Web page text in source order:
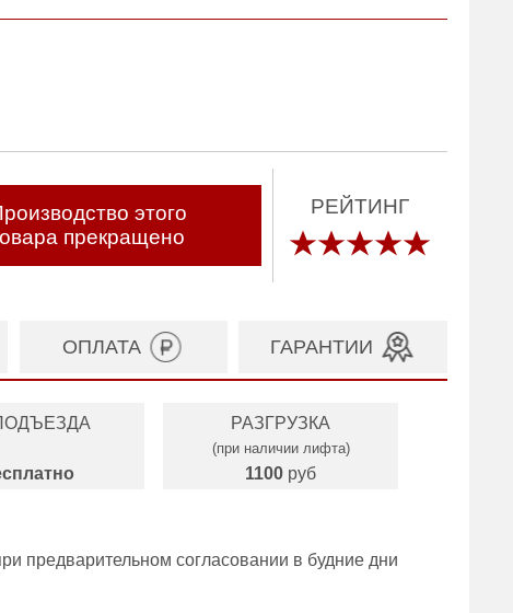
этого
прекращено
РЕЙТИНГ
ОПЛАТА ГАРАНТИИ
РАЗГРУЗКА
(при наличии лифта)
1100 руб
предварительном согласовании в будние дни